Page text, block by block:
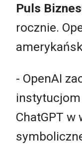
Puls
rocznie.
- OpenAI
instytucjom
ChatGPT